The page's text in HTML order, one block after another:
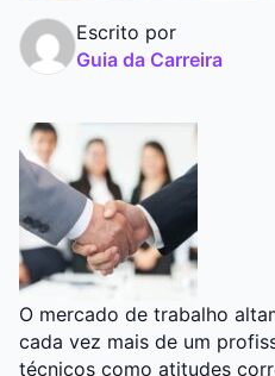
Escrito por
Guia da Carreira
O mercado de trabalho
cada vez mais de um
técnicos como atitudes